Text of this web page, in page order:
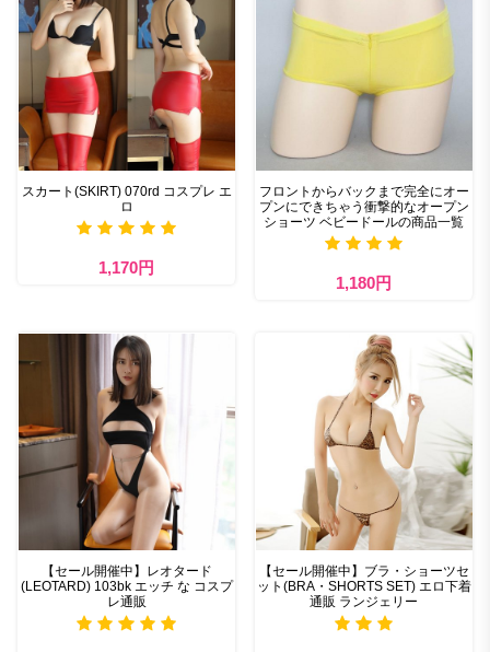
スカート(SKIRT) 070rd コスプレ エ
ロ
1,170円
フロントからバックまで完全にオー
プンにできちゃう衝撃的なオープン
ショーツ ベビードールの商品一覧
1,180円
【セール開催中】レオタード
(LEOTARD) 103bk エッチ な コスプ
レ通販
【セール開催中】ブラ・ショーツセ
ット(BRA・SHORTS SET) エロ下着
通販 ランジェリー